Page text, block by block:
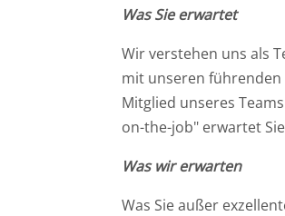
Was Sie erwartet
Wir verstehen uns als
mit unseren führenden
Mitglied unseres
on-the-job" erwartet
Was wir erwarten
Was Sie außer